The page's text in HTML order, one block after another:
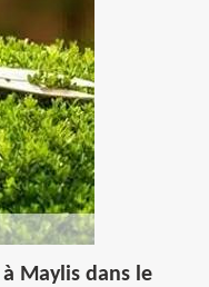
Maylis dans le